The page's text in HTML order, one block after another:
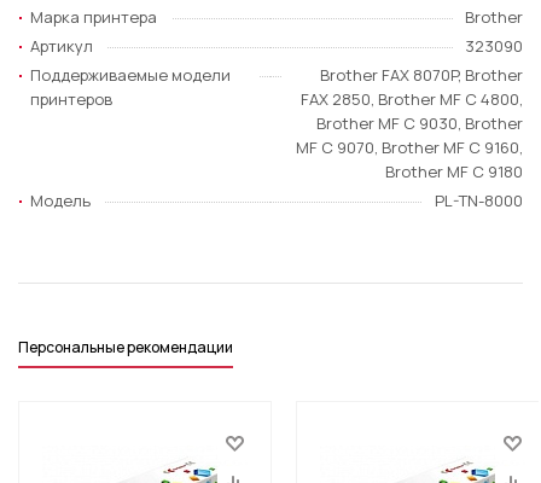
Марка принтера
Brother
Артикул
323090
Поддерживаемые модели
принтеров
Brother FAX 8070P, Brother
FAX 2850, Brother MF C 4800,
Brother MF C 9030, Brother
MF C 9070, Brother MF C 9160,
Brother MF C 9180
Модель
PL-TN-8000
Персональные рекомендации